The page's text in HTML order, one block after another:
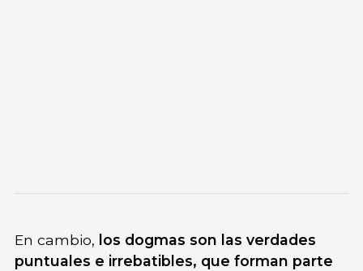
En cambio, los dogmas son las verdades
puntuales e irrebatibles, que forman parte